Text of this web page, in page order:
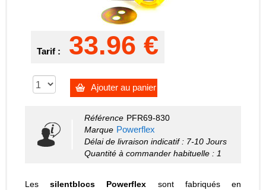
Tarif : 33.96 €
Ajouter au panier
Référence PFR69-830
Marque Powerflex
Délai de livraison indicatif : 7-10 Jours
Quantité à commander habituelle : 1
Lessilentblocs Powerflex sont fabriqués en